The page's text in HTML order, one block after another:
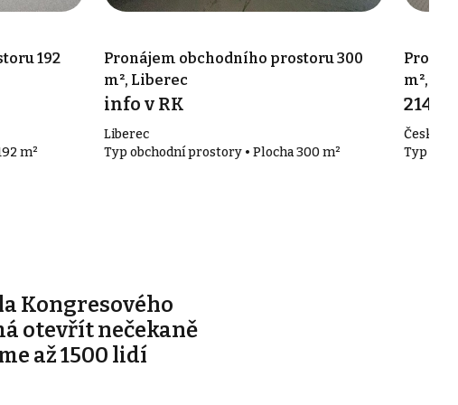
192
m²
Pronájem obchodního prostoru 300
m², Liberec
info v RK
Liberec
Typ obchodní prostory • Plocha 300 m²
m²,
214
České
Typ
Kongresového
otevřít nečekaně
až 1500 lidí